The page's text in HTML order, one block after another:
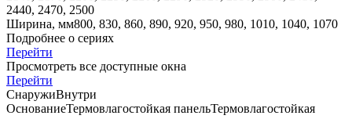
2440, 2470, 2500
Ширина, мм800, 830, 860, 890, 920, 950, 980, 1010, 1040, 1070
Подробнее о сериях
Перейти
Просмотреть все доступные окна
Перейти
СнаружиВнутри
ОснованиеТермовлагостойкая панельТермовлагостойкая